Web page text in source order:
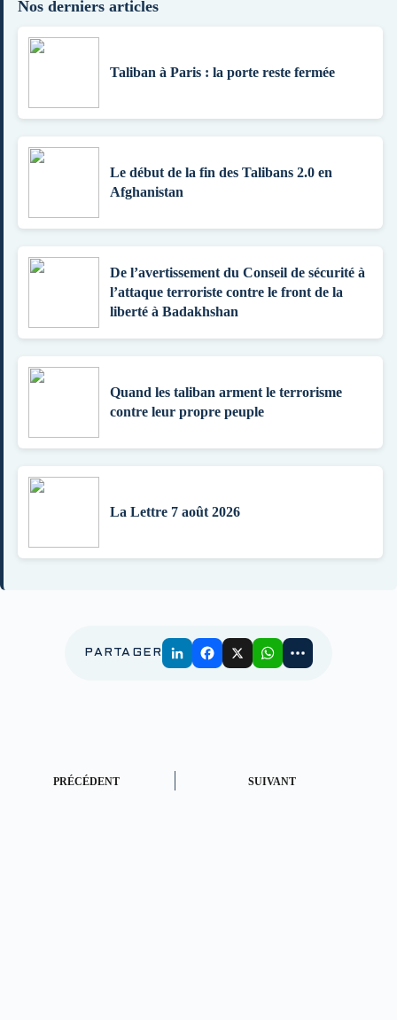
Nos derniers articles
Taliban à Paris : la porte reste fermée
Le début de la fin des Talibans 2.0 en
Afghanistan
De l’avertissement du Conseil de sécurité à
l’attaque terroriste contre le front de la
liberté à Badakhshan
Quand les taliban arment le terrorisme
contre leur propre peuple
La Lettre 7 août 2026
PARTAGER
PRÉCÉDENT SUIVANT